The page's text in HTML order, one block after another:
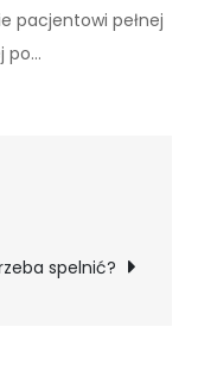
pacjentowi pełnej
po…
spelnić?